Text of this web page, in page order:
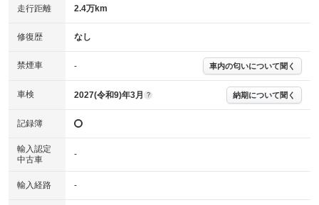
※購入時は必ず現車をご確認下さい。
詳細は各販売店へお問い合わせ下さい。
走行距離 2.4万km
修復歴 なし
禁煙車 - 車内の匂いについて聞く
車検 2027(令和9)年3月 ? 納期について聞く
記録簿
輸入認定
中古車
-
輸入経路 -